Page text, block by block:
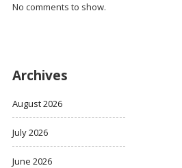
No comments to show.
Archives
August 2026
July 2026
June 2026